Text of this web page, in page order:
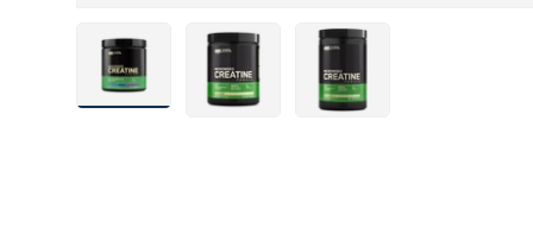
Bild 1 in Galerieansicht laden
Bild 7 in Galerieansicht laden
Bild 8 in Galerieansicht